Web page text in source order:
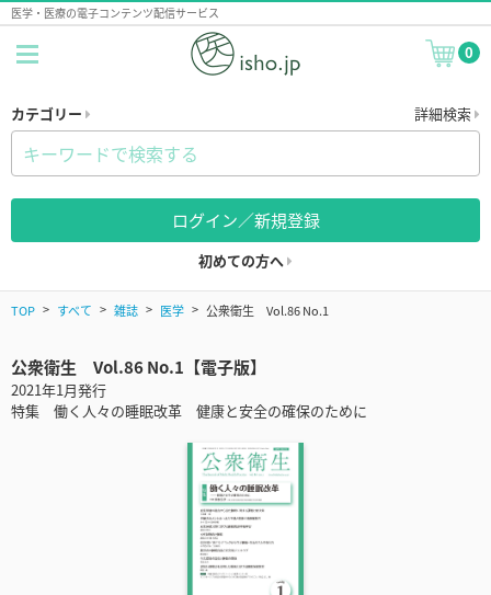
医学・医療の電子コンテンツ配信サービス
0
カテゴリー 詳細検索
ログイン／新規登録
初めての方へ
TOP すべて 雑誌 医学 公衆衛生 Vol.86 No.1
公衆衛生 Vol.86 No.1【電子版】
2021年1月発行
特集 働く人々の睡眠改革 健康と安全の確保のために